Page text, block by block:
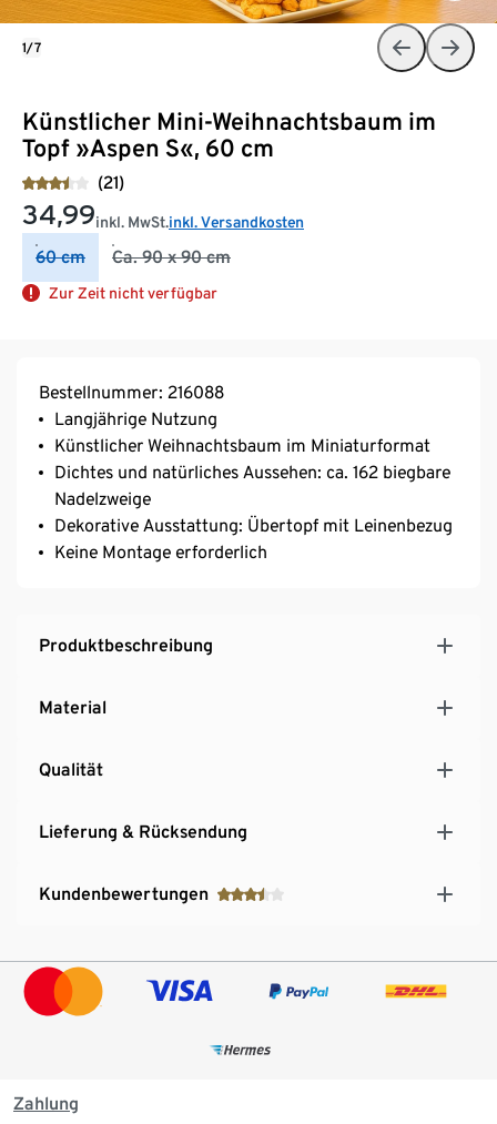
Künstlicher Mini-Weihnachtsbaum im
Topf »Aspen S«, 60 cm
(21)
34,99inkl. MwSt.inkl. Versandkosten
60 cm Ca. 90 x 90 cm
Zur Zeit nicht verfügbar
1/7
Bestellnummer: 216088
Langjährige Nutzung
Künstlicher Weihnachtsbaum im Miniaturformat
Dichtes und natürliches Aussehen: ca. 162 biegbare
Nadelzweige
Dekorative Ausstattung: Übertopf mit Leinenbezug
Keine Montage erforderlich
Produktbeschreibung
Material
Qualität
Lieferung & Rücksendung
Kundenbewertungen
Zahlung